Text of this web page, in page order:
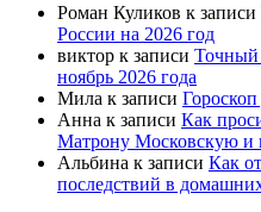
Роман Куликов к записи
России на 2026 год
виктор к записи Точный
ноябрь 2026 года
Мила к записи
Анна к записи Как
Матрону Московскую и
Альбина к записи Как
последствий в